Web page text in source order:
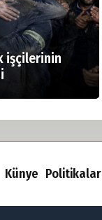
işçilerinin
Künye Politikalar